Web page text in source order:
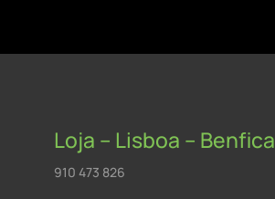
Loja – Lisboa – Benfica
910 473 826